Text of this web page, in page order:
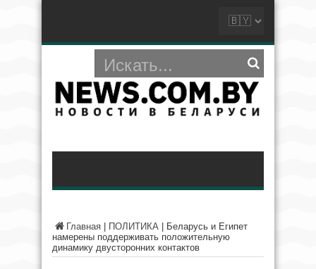
Главная ПОЛИТИКА
Беларусь и Египет
намерены поддерживать положительную
динамику двусторонних контактов